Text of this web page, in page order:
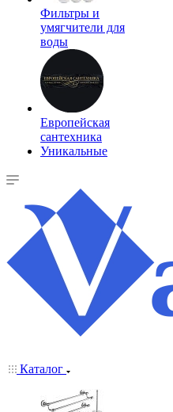
Фильтры и
умягчители для
воды
Европейская
сантехника
Уникальные
Каталог